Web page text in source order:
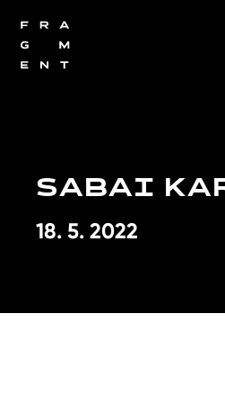
SABAI
18. 5. 2022